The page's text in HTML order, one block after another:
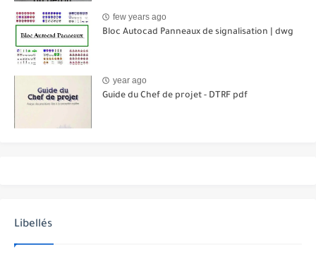
few years ago
Bloc Autocad Panneaux de signalisation | dwg
year ago
Guide du Chef de projet - DTRF pdf
Libellés